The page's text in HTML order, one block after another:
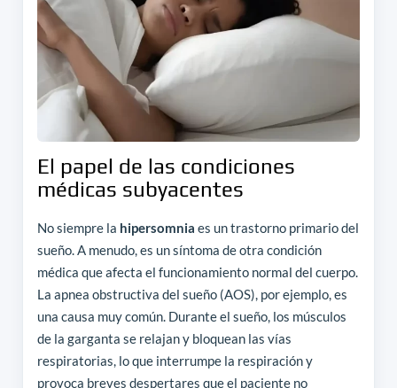
El papel de las condiciones
médicas subyacentes
No siempre la hipersomnia es un trastorno primario del
sueño. A menudo, es un síntoma de otra condición
médica que afecta el funcionamiento normal del cuerpo.
La apnea obstructiva del sueño (AOS), por ejemplo, es
una causa muy común. Durante el sueño, los músculos
de la garganta se relajan y bloquean las vías
respiratorias, lo que interrumpe la respiración y
provoca breves despertares que el paciente no